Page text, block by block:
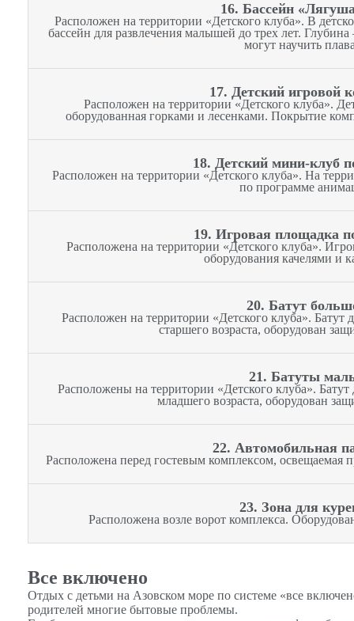
16. Бассейн
Расположен на территории «Детского клуба». В
бассейн для развлечения малышей до трех лет.
могут научить
17. Детский игровой
Расположен на территории «Детского клуба».
оборудованная горками и лесенками. Покрытие
18. Детский мини-клуб
Расположен на территории «Детского клуба». На
по программе
19. Игровая площадка
Расположена на территории «Детского клуба».
оборудования качелями и
20. Батут
Расположен на территории «Детского клуба». Батут
старшего возраста, оборудован
21. Батуты
Расположены на территории «Детского клуба».
младшего возраста, оборудован
22. Автомобильная
Расположена перед гостевым комплексом, освещаемая
23. Зона для
Расположена возле ворот комплекса.
Все включено
Отдых с детьми на Азовском море по системе «все
родителей многие бытовые проблемы.